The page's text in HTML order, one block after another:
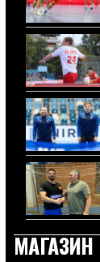
МАГАЗИН